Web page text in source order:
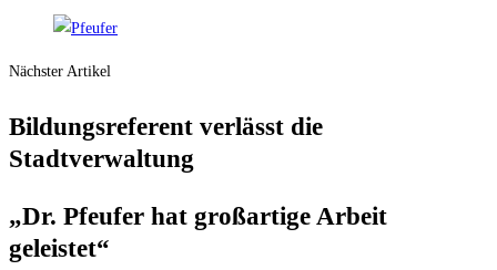
Nächster Artikel
Bil­dungs­re­fe­rent ver­lässt die
Stadtverwaltung
„Dr. Pfeu­fer hat groß­ar­ti­ge Arbeit
geleistet“